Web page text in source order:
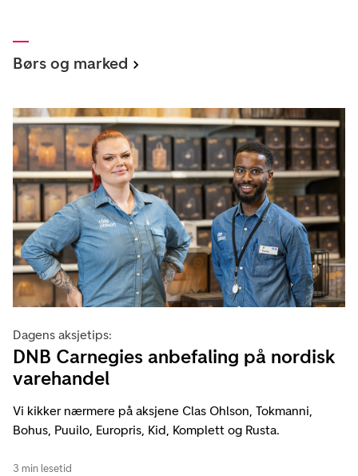
Børs og marked
Dagens aksjetips:
DNB Carnegies anbefaling på nordisk
varehandel
Vi kikker nærmere på aksjene Clas Ohlson, Tokmanni,
Bohus, Puuilo, Europris, Kid, Komplett og Rusta.
3 min lesetid